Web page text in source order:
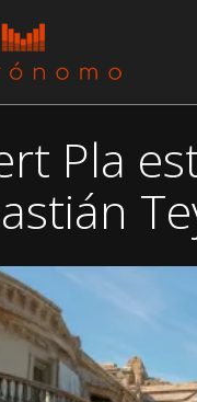
Pla